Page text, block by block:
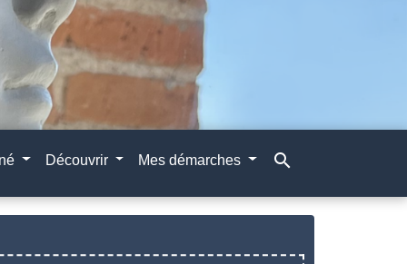
Découvrir Mes démarches search